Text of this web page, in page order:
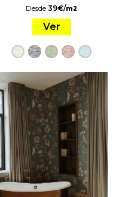
Desde39€/m2
Ver